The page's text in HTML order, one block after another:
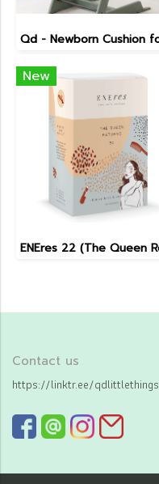
New
Contact us
https://linktr.ee/qdlittlethings